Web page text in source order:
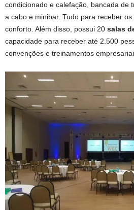
condicionado e calefação, bancada de
a cabo e minibar. Tudo para receber
conforto. Além disso, possui 20 salas
capacidade para receber até 2.500
convenções e treinamentos